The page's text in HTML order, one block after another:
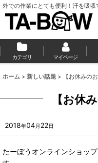
外での作業にとても便利！汗を吸収
カテゴリ マイページ
ホーム > 新しい話題 > 【お休みの
【お休
2018年04月 22日
たーぼうオンラインショッ